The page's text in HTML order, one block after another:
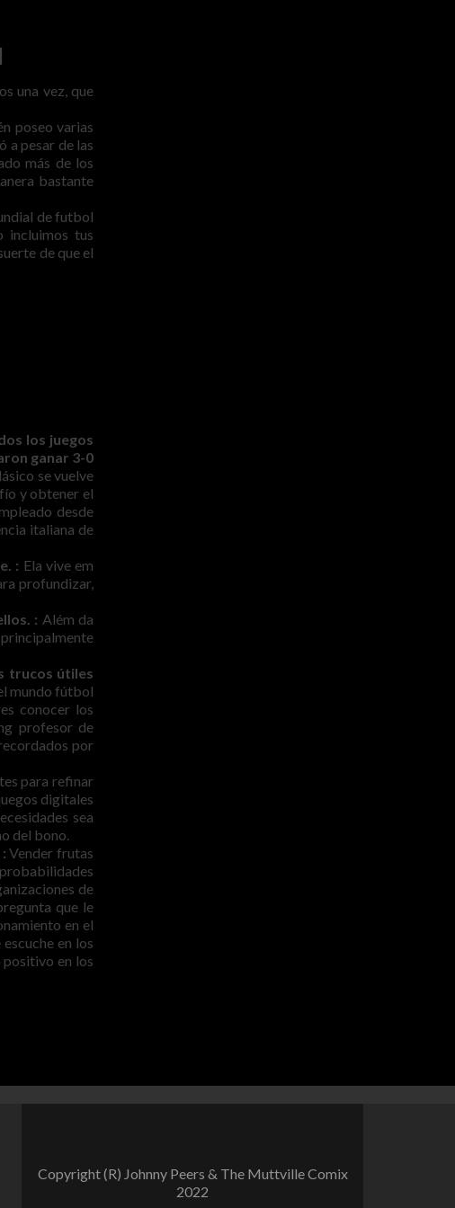
una vez, que
poseo varias
a pesar de las
más de los
bastante
de futbol
incluimos tus
de que el
los juegos
ganar 3-0
se vuelve
y obtener el
desde
italiana de
: Ela vive em
profundizar,
: Além da
trucos útiles
mundo fútbol
conocer los
profesor de
por
para refinar
digitales
sea
del bono.
Vender frutas
probabilidades
de
que le
en el
en los
positivo en los
Copyright (R) Johnny Peers & The Muttville Comix
2022